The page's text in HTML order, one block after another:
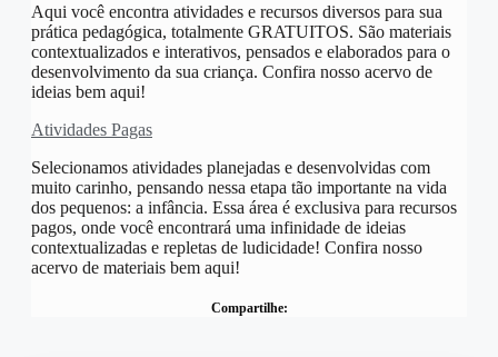
Aqui você encontra atividades e recursos diversos para sua
prática pedagógica, totalmente GRATUITOS. São materiais
contextualizados e interativos, pensados e elaborados para o
desenvolvimento da sua criança. Confira nosso acervo de
ideias bem aqui!
Atividades Pagas
Selecionamos atividades planejadas e desenvolvidas com
muito carinho, pensando nessa etapa tão importante na vida
dos pequenos: a infância. Essa área é exclusiva para recursos
pagos, onde você encontrará uma infinidade de ideias
contextualizadas e repletas de ludicidade! Confira nosso
acervo de materiais bem aqui!
Compartilhe: